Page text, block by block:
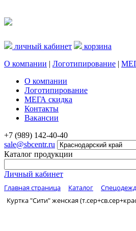
личный кабинет
корзина
О компании | Логотипирование |
О компании
Логотипирование
МЕГА скидка
Контакты
Вакансии
+7 (989) 142-40-40
sale@sbcentr.ru
Каталог продукции
Личный кабинет
Главная страница Каталог
Куртка "Сити" женская